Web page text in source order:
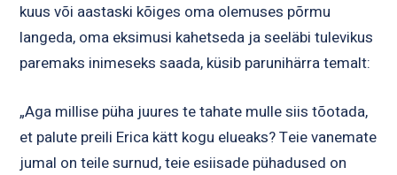
kuus või aastaski kõiges oma olemuses põrmu
langeda, oma eksimusi kahetseda ja seeläbi tulevikus
paremaks inimeseks saada, küsib parunihärra temalt:
„Aga millise püha juures te tahate mulle siis tõotada,
et palute preili Erica kätt kogu elueaks? Teie vanemate
jumal on teile surnud, teie esiisade pühadused on